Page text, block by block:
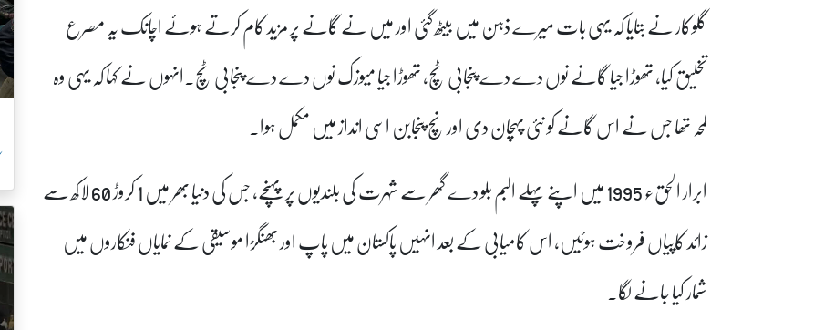
گلوکار نے بتایا کہ یہی بات میرے ذہن میں بیٹھ گئی اور میں نے گانے پر مزید کام کرتے ہوئے اچانک یہ مصرع
تخلیق کیا، تھوڑا جیا گانے نوں دے دے پنجابی ٹچ، تھوڑا جیا میوزک نوں دے دے پنجابی ٹچ۔انہوں نے کہا کہ یہی وہ
لمحہ تھا جس نے اس گانے کو نئی پہچان دی اور نچ پنجابن اسی انداز میں مکمل ہوا۔
ابرار الحقء 1995 میں اپنے پہلے البم بلو دے گھر سے شہرت کی بلندیوں پر پہنچے، جس کی دنیا بھر میں 1 کروڑ 60 لاکھ سے
زائد کاپیاں فروخت ہوئیں، اس کامیابی کے بعد انہیں پاکستان میں پاپ اور بھنگڑا موسیقی کے نمایاں فنکاروں میں
شمار کیا جانے لگا۔